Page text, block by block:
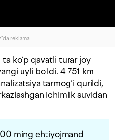
reklama
ko‘p qavatli turar joy
uyli bo‘ldi. 4 751 km
tarmog‘i qurildi,
ichimlik suvidan
ming ehtiyojmand